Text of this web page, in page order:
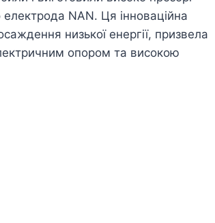
NAN. Ця інноваційна
низької енергії, призвела
опором та високою